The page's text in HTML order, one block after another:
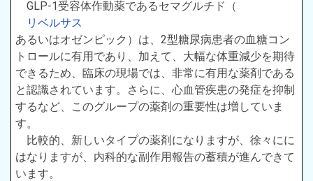
GLP-1受容体作動薬であるセマグルチド（
リベルサス
あるいはオゼンピック）は、2型糖尿病患者の血糖コン
トロールに有用であり、加えて、大幅な体重減少を期待
できるため、臨床の現場では、非常に有用な薬剤である
と認識されています。さらに、心血管疾患の発症を抑制
するなど、このグループの薬剤の重要性は増していま
す。
比較的、新しいタイプの薬剤になりますが、徐々にに
はなりますが、内科的な副作用報告の蓄積が進んできて
います。